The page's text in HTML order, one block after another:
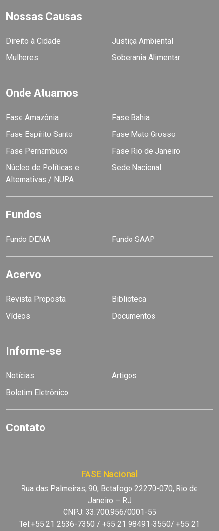
Nossas Causas
Direito à Cidade
Justiça Ambiental
Mulheres
Soberania Alimentar
Onde Atuamos
Fase Amazônia
Fase Bahia
Fase Espírito Santo
Fase Mato Grosso
Fase Pernambuco
Fase Rio de Janeiro
Núcleo de Políticas e
Alternativas / NUPA
Sede Nacional
Fundos
Fundo DEMA Fundo SAAP
Acervo
Revista Proposta
Biblioteca
Vídeos
Documentos
Informe-se
Notícias
Artigos
Boletim Eletrônico
Contato
FASE Nacional
Rua das Palmeiras, 90, Botafogo 22270-070, Rio de
Janeiro – RJ
CNPJ: 33.700.956/0001-55
Tel:+55 21 2536-7350 / +55 21 98491-3550/ +55 21